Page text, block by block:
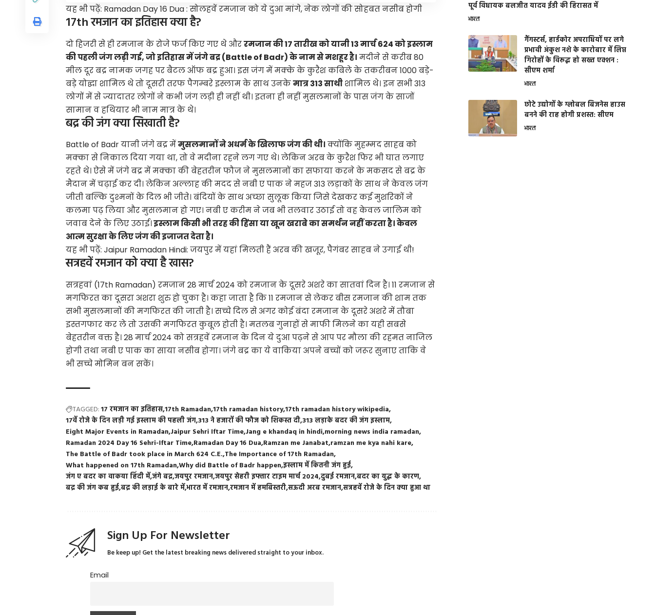
यह भी पढ़ें: Ramadan Day 16 Dua : सोलहवें रमजान को ये दुआ मांगे, नेक लोगों की सोहबत नसीब होगी
17th रमजान का इतिहास क्या है?
दो हिजरी से ही रमजान के रोजे फर्ज किए गए थे औररमजान की 17 तारीख को यानी 13 मार्च 624 को इस्लाम
की पहली जंग लड़ी गई, जो इतिहास में जंगे बद्र (Battle of Badr) के नाम से मशहूर है। मदीने से करीब 80
मील दूर बद्र नामक जगह पर बैटल ऑफ बद्र हुआ। इस जंग में मक्के के कुरैश कबिले के तकरीबन 1000 बड़े-
बड़े योद्घा शामिल थे तो दूसरी तरफ पैगम्बरे इस्लाम के साथ उनकेमात्र 313 साथी शामिल थे। इन सभी 313
लोगों में से ज्यादातर लोगों ने कभी जंग लड़ी ही नहीं थी। इतना ही नहीं मुसलमानों के पास जंग के साजों
सामान व हथियार भी नाम मात्र के थे।
बद्र की जंग क्या सिखाती है?
Battle of Badrयानी जंगे बद्र मेंमुसलमानों ने अधर्म के खिलाफ जंग की थी। क्योंकि मुहम्मद साहब को
मक्का से निकाल दिया गया था, तो वे मदीना रहने लग गए थे। लेकिन अरब के कुरैश फिर भी घात लगाए
रहते थे। ऐसे में जंगे बद्र में मक्का की बेहतरीन फौज ने मुसलमानों का सफाया करने के मकसद से बद्र के
मैदान में चढ़ाई कर दी। लेकिन अल्लाह की मदद से नबी ए पाक ने महज 313 लड़ाकों के साथ ने केवल जंग
जीती बल्कि दुश्मनों के दिल भी जीते। बंदियों के साथ अच्छा सुलूक किया जिसे देखकर कई मुशरिकों ने
कलमा पढ़ लिया और मुसलमान हो गए। नबी ए करीम ने जब भी तलवार उठाई तो वह केवल जालिम को
जवाब देने के लिए उठाई।इस्लाम किसी भी तरह की हिंसा या खून खराबे का समर्थन नहीं करता है। केवल
आत्म सुरक्षा के लिए जंग की इजाजत देता है।
यह भी पढ़ें:Jaipur Ramadan Hindi: जयपुर में यहां मिलती हैं अरब की खजूर, पैगंबर साहब ने उगाई थी!
सत्रहवें रमजान को क्या है खास?
सत्रहवां (17th Ramadan) रमजान 28 मार्च 2024 को रमजान के दूसरे अशरे का सातवां दिन है। 11 रमजान से
मगफिरत का दूसरा अशरा शुरु हो चुका है। कहा जाता है कि 11 रमजान से लेकर बीस रमजान की शाम तक
सभी मुसलमानों की मगफिरत की जाती है। सच्चे दिल से अगर कोई बंदा रमजान के दूसरे अशरे में तौबा
इस्तगफार कर ले तो उसकी मगफिरत कुबूल होती है। मतलब गुनाहों से माफी मिलने का यही सबसे
बेहतरीन वक्त है। 28 मार्च 2024 को सत्रहवें रमजान के दिन ये दुआ पढ़ने से आप पर मौला की रहमत नाजिल
होगी तथा नबी ए पाक का साया नसीब होगा। जंगे बद्र का ये वाकिया अपने बच्चों को जरूर सुनाए ताकि वे
भी सच्चे मोमिन बन सकें।
TAGGED:17 रमजान का इतिहास17th Ramadan17th ramadan history17th ramadan history wikipedia
17वें रोजे के दिन लड़ी गई इस्लाम की पहली जंग 313 ने हजारों की फौज को शिकस्त दी 313 लड़ाके बदर की जंग इस्लाम
Eight Major Events in Ramadan Jaipur Sehri Iftar Time Jang e khandaq in hindi morning news india ramadan
Ramadan 2024 Day 16 Sehri-Iftar Time Ramadan Day 16 Dua Ramzan me Janabat ramzan me kya nahi kare
The Battle of Badr took place in March 624 C.E. The Importance of 17th Ramadan
What happened on 17th RamadanWhy did Battle of Badr happenइस्लाम में कितनी जंग हुई
जंग ए बदर का वाकया हिंदी मेंजंगे बद्रजयपुर रमजानजयपुर सेहरी इफ्तार टाइम मार्च 2024दुबई रमजानबदर का युद्ध के कारण
बद्र की जंग कब हुईबद्र की लड़ाई के बारे मेंभारत में रमजानरमजान में हमबिस्तरीसऊदी अरब रमजानसत्रहवें रोजे के दिन क्या हुआ था
Sign Up For Newsletter
Be keep up! Get the latest breaking news delivered straight to your inbox.
Email
पूर्व विधायक बलजीत यादव ईडी की हिरासत में
भारत
गैंगस्टर्स, हार्डकोर अपराधियों पर लगे
प्रभावी अंकुश नशे के कारोबार में लिप्त
गिरोहों के विरूद्ध हो सख्त एक्शन :
सीएम शर्मा
भारत
छोटे उद्योगों के ग्लोबल बिजनेस हाउस
बनने की राह होगी प्रशस्त: सीएम
भारत